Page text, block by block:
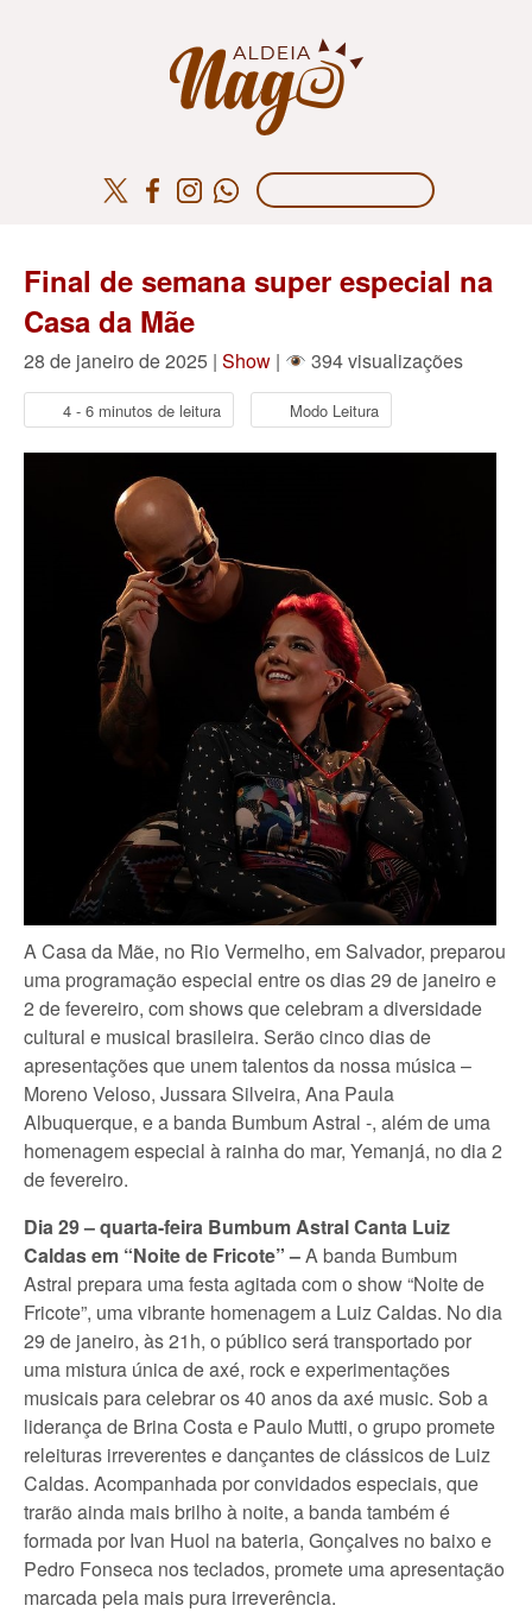
Final de semana super especial na
Casa da Mãe
28 de janeiro de 2025 | Show | 394 visualizações
4 - 6 minutos de leitura Modo Leitura
A Casa da Mãe, no Rio Vermelho, em Salvador, preparou
uma programação especial entre os dias 29 de janeiro e
2 de fevereiro, com shows que celebram a diversidade
cultural e musical brasileira. Serão cinco dias de
apresentações que unem talentos da nossa música –
Moreno Veloso, Jussara Silveira, Ana Paula
Albuquerque, e a banda Bumbum Astral -, além de uma
homenagem especial à rainha do mar, Yemanjá, no dia 2
de fevereiro.
Dia 29 – quarta-feira Bumbum Astral Canta Luiz
Caldas em “Noite de Fricote” –A banda Bumbum
Astral prepara uma festa agitada com o show “Noite de
Fricote”, uma vibrante homenagem a Luiz Caldas. No dia
29 de janeiro, às 21h, o público será transportado por
uma mistura única de axé, rock e experimentações
musicais para celebrar os 40 anos da axé music. Sob a
liderança de Brina Costa e Paulo Mutti, o grupo promete
releituras irreverentes e dançantes de clássicos de Luiz
Caldas. Acompanhada por convidados especiais, que
trarão ainda mais brilho à noite, a banda também é
formada por Ivan Huol na bateria, Gonçalves no baixo e
Pedro Fonseca nos teclados, promete uma apresentação
marcada pela mais pura irreverência.